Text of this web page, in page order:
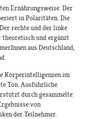
Ernährungsweise. Der
in Polaritäten. Die
rechte und der linke
theoretisch und ergänzt
aus Deutschland,
Körperintelligenzen im
Ton. Ausführliche
durch gesammelte
von
der Teilnehmer.